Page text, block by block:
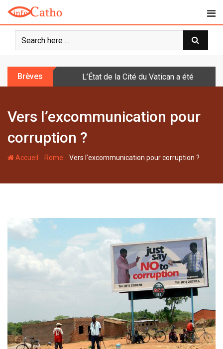
o
Brèves L’État de la Cité du Vatican a été doté
Vers l’excommunication pour
corruption ?
Accueil - Rome -Vers l’excommunication pour corruption ?